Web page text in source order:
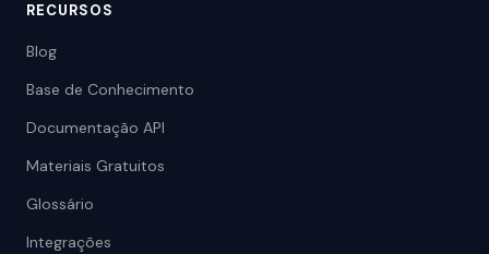
RECURSOS
Blog
Base de Conhecimento
Documentação API
Materiais Gratuitos
Glossário
Integrações